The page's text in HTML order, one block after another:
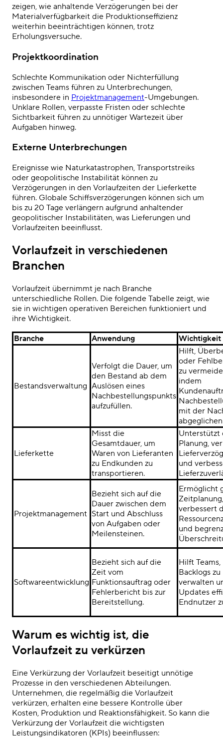
zeigen, wie anhaltende Verzögerungen bei der
Materialverfügbarkeit die Produktionseffizienz
weiterhin beeinträchtigen können, trotz
Erholungsversuche.
Projektkoordination
Schlechte Kommunikation oder Nichterfüllung
zwischen Teams führen zu Unterbrechungen,
insbesondere in Projektmanagement-Umgebungen.
Unklare Rollen, verpasste Fristen oder schlechte
Sichtbarkeit führen zu unnötiger Wartezeit über
Aufgaben hinweg.
Externe Unterbrechungen
Ereignisse wie Naturkatastrophen, Transportstreiks
oder geopolitische Instabilität können zu
Verzögerungen in den Vorlaufzeiten der Lieferkette
führen. Globale Schiffsverzögerungen können sich um
bis zu 20 Tage verlängern aufgrund anhaltender
geopolitischer Instabilitäten, was Lieferungen und
Vorlaufzeiten beeinflusst.
Vorlaufzeit in verschiedenen
Branchen
Vorlaufzeit übernimmt je nach Branche
unterschiedliche Rollen. Die folgende Tabelle zeigt, wie
sie in wichtigen operativen Bereichen funktioniert und
ihre Wichtigkeit.
Branche
Anwendung Wichtigkeit
Bestandsverwaltung
Verfolgt die Dauer, um
den Bestand ab dem
Auslösen eines
Nachbestellungspunkts
aufzufüllen.
Hilft,
oder
zu
indem
mit der
Lieferkette
Misst die
Gesamtdauer, um
Waren von Lieferanten
zu Endkunden zu
transportieren.
Unterstützt
Planung,
und
Projektmanagement
Bezieht sich auf die
Dauer zwischen dem
Start und Abschluss
von Aufgaben oder
Meilensteinen.
Ermöglicht
Zeitplanung,
verbessert
und
Softwareentwicklung
Bezieht sich auf die
Zeit vom
Funktionsauftrag oder
Fehlerbericht bis zur
Bereitstellung.
Hilft Teams,
Backlogs zu
verwalten
Updates
Endnutzer
Warum es wichtig ist, die
Vorlaufzeit zu verkürzen
Eine Verkürzung der Vorlaufzeit beseitigt unnötige
Prozesse in den verschiedenen Abteilungen.
Unternehmen, die regelmäßig die Vorlaufzeit
verkürzen, erhalten eine bessere Kontrolle über
Kosten, Produktion und Reaktionsfähigkeit. So kann die
Verkürzung der Vorlaufzeit die wichtigsten
Leistungsindikatoren (KPIs) beeinflussen: